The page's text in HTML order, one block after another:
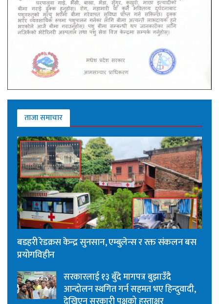
ताजा समाचार
बडहरी रेडक्रस केन्द्र सुनसान, एम्बुलेन्स र रक्त संकलन बस
प्रयोगविहीन
सरकारलाई १३ बुँदे मागपत्र बुझाउँदै
आन्दोलन स्थगित गर्न सहमत भए हिन्दुवादी,